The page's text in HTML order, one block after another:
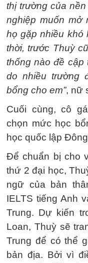
thị trường của
nghiệp muốn mở
họ gặp nhiều khó
thời, trước Thuỳ
thống nào đề
do nhiều trường
bổng cho em”, nữ
Cuối cùng, cô
chọn mức học
học quốc lập
Để chuẩn bị cho
thứ 2 đại học,
ngữ của bản
IELTS tiếng Anh
Trung. Dự kiến
Loan, Thuỳ sẽ
Trung để có thể
bản địa. Bởi vì